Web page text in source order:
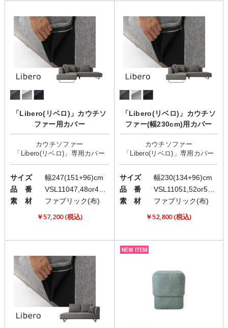
「Libero(リベロ)」カウチソ
ファー用カバー
カウチソファー
サイズ
幅247(151+96)cm
品 番
VSL11047,48or49,50
素 材
ファブリック(布)
￥57,200 (税込)
「Libero(リベロ)」カウチソ
ファー(幅230cm)用カバー
カウチソファー
サイズ
幅230(134+96)cm
品 番
素 材
ファブリック(布)
￥52,800 (税込)